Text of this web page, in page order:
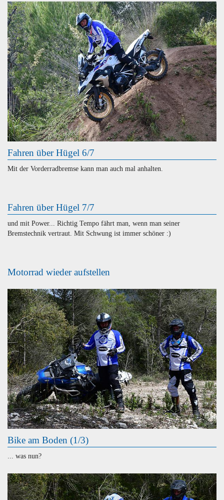
Fahren über Hügel 6/7
Mit der Vorderradbremse kann man auch mal anhalten.
Fahren über Hügel 7/7
und mit Power... Richtig Tempo fährt man, wenn man seiner
Bremstechnik vertraut. Mit Schwung ist immer schöner :)
Motorrad wieder aufstellen
Bike am Boden (1/3)
... was nun?